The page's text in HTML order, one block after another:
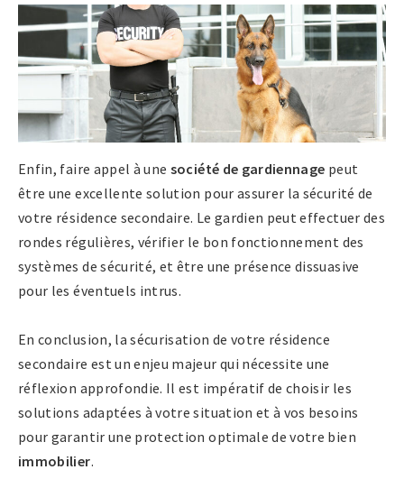
Enfin, faire appel à une société de gardiennage peut
être une excellente solution pour assurer la sécurité de
votre résidence secondaire. Le gardien peut effectuer des
rondes régulières, vérifier le bon fonctionnement des
systèmes de sécurité, et être une présence dissuasive
pour les éventuels intrus.
En conclusion, la sécurisation de votre résidence
secondaire est un enjeu majeur qui nécessite une
réflexion approfondie. Il est impératif de choisir les
solutions adaptées à votre situation et à vos besoins
pour garantir une protection optimale de votre bien
immobilier.